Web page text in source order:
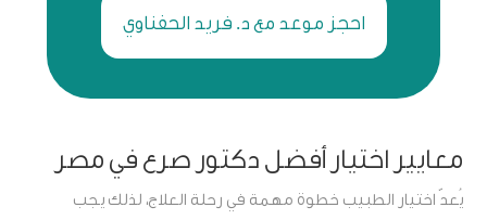
احجز موعد مع د. فريد الحفناوي
معايير اختيار أفضل دكتور صرع في مصر
يُعدّ اختيار الطبيب خطوة مهمة في رحلة العلاج، لذلك يجب